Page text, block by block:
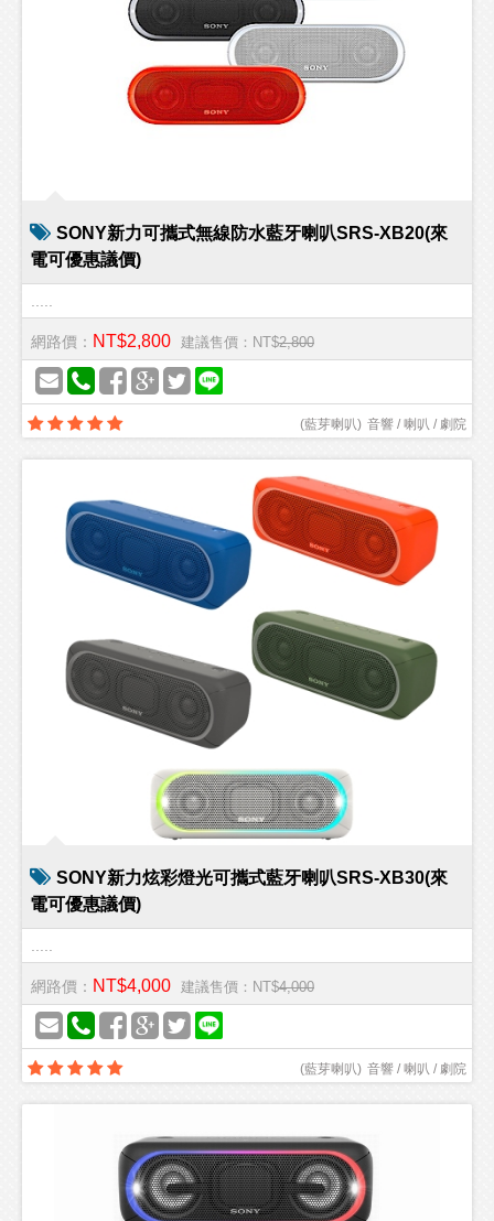
SONY新力可攜式無線防水藍牙喇叭SRS-XB20(來
電可優惠議價)
網路價： NT$2,800 建議售價：NT$2,800
音響 / 喇叭 / 劇院
(藍芽喇叭)
SONY新力炫彩燈光可攜式藍牙喇叭SRS-XB30(來
電可優惠議價)
網路價： NT$4,000 建議售價：NT$4,000
音響 / 喇叭 / 劇院
(藍芽喇叭)